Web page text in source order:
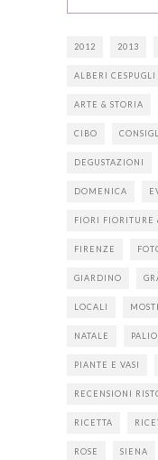
2012 2013
ALBERI
ARTE & STORIA
CIBO
DEGUSTAZIONI
DOMENICA
FIORI FIORITURE
FIRENZE
GIARDINO
LOCALI
NATALE PALIO
PIANTE E VASI
RECENSIONI
RICETTA
ROSE SIENA